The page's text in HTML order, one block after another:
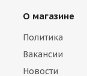
О магазине
Политика
Вакансии
Новости